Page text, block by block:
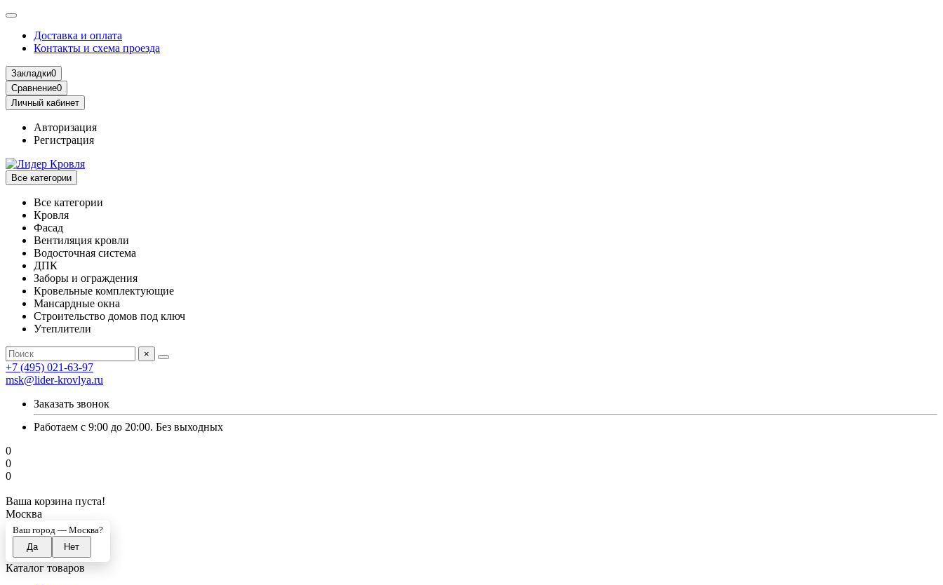
Доставка и оплата
Контакты и схема проезда
Закладки0
Сравнение0
Личный кабинет
Авторизация
Регистрация
Все категории
Все категории
Кровля
Фасад
Вентиляция кровли
Водосточная система
ДПК
Заборы и ограждения
Кровельные комплектующие
Мансардные окна
Строительство домов под ключ
Утеплители
×
+7 (495) 021-63-97
msk@lider-krovlya.ru
Заказать звонок
Работаем с 9:00 до 20:00. Без выходных
0
0
0
Ваша корзина пуста!
Москва
Ваш город — Москва?
Каталог товаров